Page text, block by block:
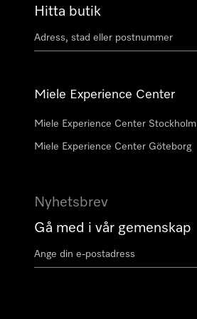
Hitta butik
Miele Experience Center
Miele Experience Center Stockholm
Miele Experience Center Göteborg
Nyhetsbrev
Gå med i vår gemenskap